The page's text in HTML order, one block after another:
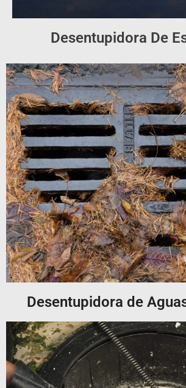
Desentupidora De
Desentupidora de